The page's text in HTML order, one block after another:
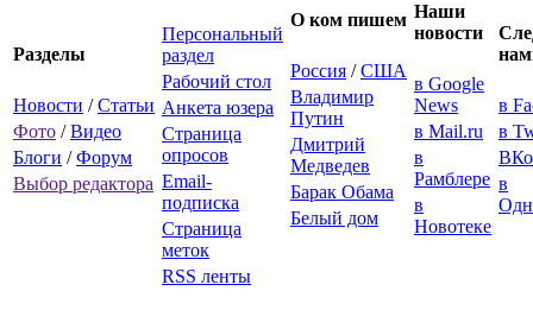
Разделы
Новости /Статьи
Фото /Видео
Блоги /Форум
Выбор редактора
Персональный
раздел
Рабочий стол
Анкета юзера
Страница
опросов
Email-
подписка
Страница
меток
RSS ленты
О ком пишем
Россия /США
Владимир
Путин
Дмитрий
Медведев
Барак Обама
Белый дом
Наши
новости
в Google
News
в Mail.ru
в
Рамблере
в
Новотеке
в
в
в